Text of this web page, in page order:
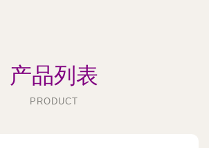
产品列表
PRODUCT